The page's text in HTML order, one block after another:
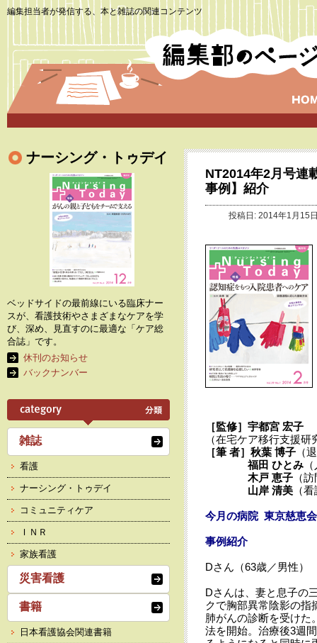
編集担当者が発信する、本と雑誌の関連コンテンツ
NT2014年2月号連
事例】紹介
投稿日: 2014年1月15
［監修］ 宇都宮 宏子
（在宅ケア移行支援
［筆 者］ 秋葉 博子 （
福田 ひとみ
木戸 恵子 （
山岸 清美 （
今月の病院 東京慈恵
事例紹介
Dさん（63歳／男性）
Dさんは、妻と息子の
クで胸部異常陰影の指
肺がんの診断を受けた
法を開始。治療後3週
ナーシング・トゥデイ
ベッドサイドの最前線にいる臨床ナー
スが、看護技術やさまざまなケアを学
び、深め、見直すのに最適な「ケア総
合誌」です。
休刊のお知らせ
バックナンバー
雑誌
看護
ナーシング・トゥデイ
コミュニティケア
ＩＮＲ
家族看護
災害看護
書籍
日本看護協会関連書籍